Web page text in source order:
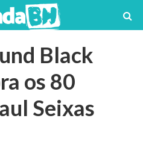
Black
os 80
Seixas